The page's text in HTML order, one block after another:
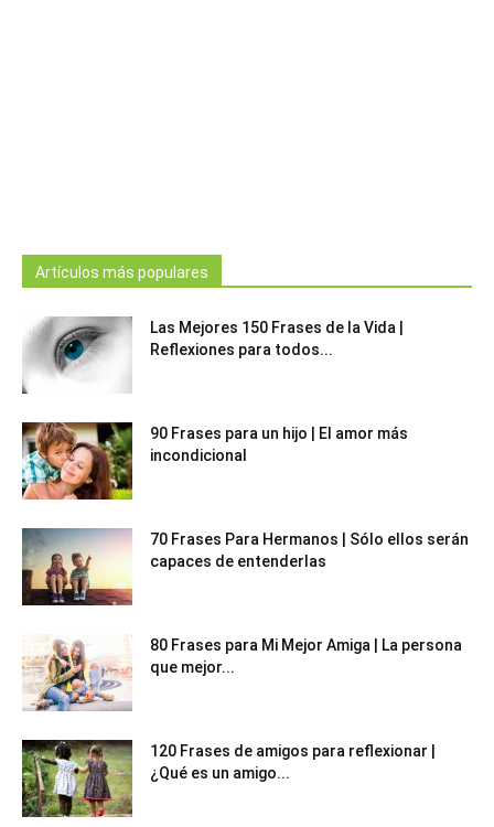
Artículos más populares
Las Mejores 150 Frases de la Vida |
Reflexiones para todos...
90 Frases para un hijo | El amor más
incondicional
70 Frases Para Hermanos | Sólo ellos serán
capaces de entenderlas
80 Frases para Mi Mejor Amiga | La persona
que mejor...
120 Frases de amigos para reflexionar |
¿Qué es un amigo...